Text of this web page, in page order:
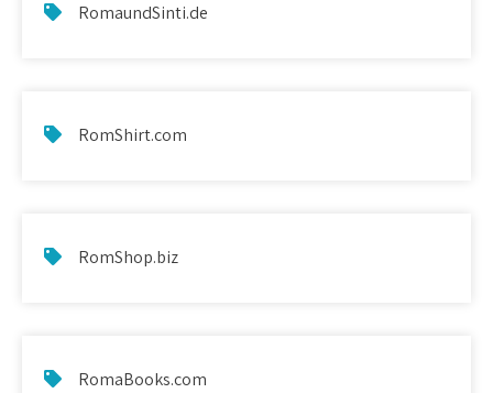
RomaundSinti.de
RomShirt.com
RomShop.biz
RomaBooks.com